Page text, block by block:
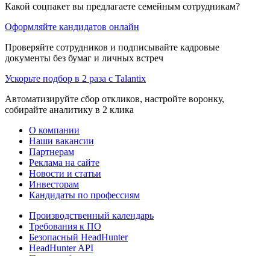
Какой соцпакет вы предлагаете семейным сотрудникам?
Оформляйте кандидатов онлайн
Проверяйте сотрудников и подписывайте кадровые
документы без бумаг и личных встреч
Ускорьте подбор в 2 раза с Talantix
Автоматизируйте сбор откликов, настройте воронку,
собирайте аналитику в 2 клика
О компании
Наши вакансии
Партнерам
Реклама на сайте
Новости и статьи
Инвесторам
Кандидаты по профессиям
Производственный календарь
Требования к ПО
Безопасный HeadHunter
HeadHunter API